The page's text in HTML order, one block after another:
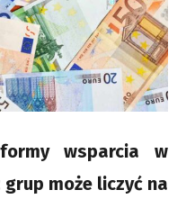
wsparcia w
grup może liczyć na